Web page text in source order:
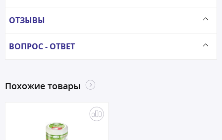
ОТЗЫВЫ
ВОПРОС - ОТВЕТ
Похожие товары